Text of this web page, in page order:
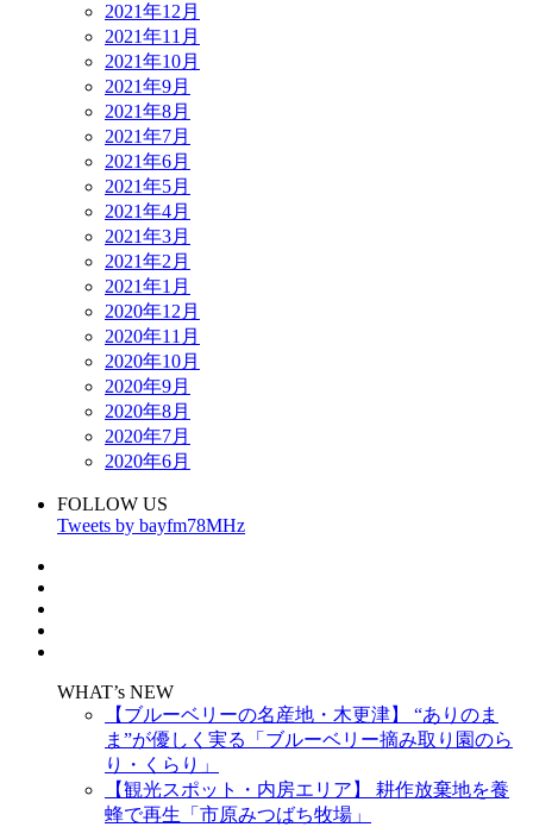
2021年12月
2021年11月
2021年10月
2021年9月
2021年8月
2021年7月
2021年6月
2021年5月
2021年4月
2021年3月
2021年2月
2021年1月
2020年12月
2020年11月
2020年10月
2020年9月
2020年8月
2020年7月
2020年6月
FOLLOW US
Tweets by bayfm78MHz
WHAT’s NEW
【ブルーベリーの名産地・木更津】 “ありのま
ま”が優しく実る「ブルーベリー摘み取り園のら
り・くらり」
【観光スポット・内房エリア】 耕作放棄地を養
蜂で再生「市原みつばち牧場」